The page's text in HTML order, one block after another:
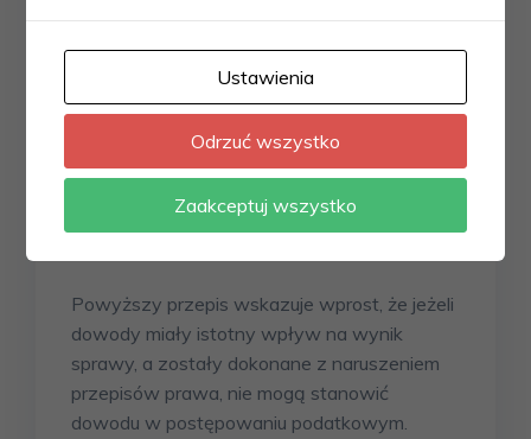
działalności gospodarczej przedsiębiorcy,
żadnym postępowaniu administracyjnym,
podatkowym, karnym lub karno-skarbowym
dotyczącym kontrolowanego
Powyższy przepis wskazuje wprost, że jeżeli
dowody miały istotny wpływ na wynik
sprawy, a zostały dokonane z naruszeniem
przepisów prawa, nie mogą stanowić
dowodu w postępowaniu podatkowym.
Ustawienia
Odrzuć wszystko
Zaakceptuj wszystko